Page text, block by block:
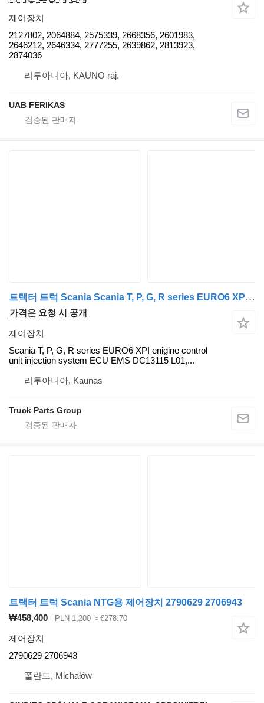
제어장치
2127802, 2064884, 2575339, 2668356, 2601983,
2646212, 2646334, 2777255, 2639862, 2813923,
2874036
리투아니아, KAUNO raj.
UAB FERIKAS
트랙터 트럭 Scania Scania T, P, G, R series EURO6 XPI enigine control unit XPI injection system ECU EMS DC13115 L01, DC13124 L01, DC13125 L01, DC13147 L01, DC13158 L01, 2402265, 2445399, 2541638, 2556172, 2559198, 2597337, 2659475, 2621340, 2751963, 2410840, 5406131, 2402260, 2445394, 192409, 2541619, 2556167, 2559193, 2597332, 2332976, 2325334, 2429017, 2428993, 2309121, 2659494, 2621333, 2751962, 2132747, 2472920, 2062440, 2132747, 2115325, 2157565, 2238215, 2265963, 2277408, 2419740, 2132748, 2238214, 2265962, 2277407, 2419739, 2472919용 제어장치 Scania T, P, G, R series EURO6 XPI enigine control unit XPI injection s Scania
가격은 요청 시 공개
제어장치
Scania T, P, G, R series EURO6 XPI enigine control
unit injection system ECU EMS DC13115 L01,...
리투아니아, Kaunas
Truck Parts Group
트랙터 트럭 Scania NTG용 제어장치 2790629 2706943
₩458,400
PLN 1,200 ≈ €278.70
제어장치
2790629 2706943
폴란드, Michałów